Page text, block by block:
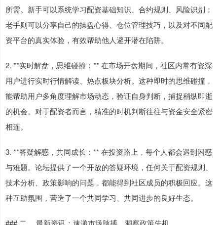
所需。新手可以系统学习配资基础知识、合约规则、风险识别；
老手则可以分享自己的操盘心得、仓位管理技巧，以及对不同配
资平台的真实体验，有效帮助他人避开潜在陷阱。
2. **实时解盘，思维碰撞：** 在市场开盘期间，社区内常有资深
用户进行实时行情解读、热点板块分析。这种即时的思维碰撞，
能帮助用户多角度理解市场动态，验证自身判断，捕捉稍纵即逝
的机会。对于配资者而言，精准的时机判断往往与资金安全紧密
相连。
3. **答疑解惑，共同成长：** 在投资路上，每个人都会遇到困惑
与难题。论坛提供了一个开放的答疑环境，任何关于配资规则、
技术分析、政策影响的问题，都能得到社区成员的积极回应。这
种互助氛围，营造了一个共同学习、共同进步的良好生态。
### 二、 最新资讯：速递市场脉搏，洞察政策先机